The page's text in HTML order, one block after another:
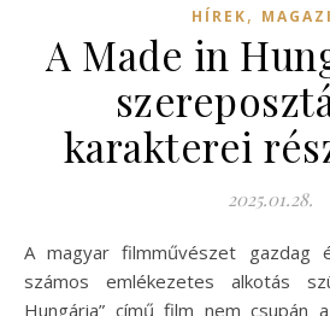
HÍREK,
A Made in
karakterei
2025.01.28.
A magyar filmművészet gazdag és sokszínű, melyben
számos emlékezetes alkotás
Hungária” című film nem csupán